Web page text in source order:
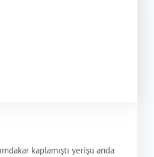
kaplamıştı yerişu anda